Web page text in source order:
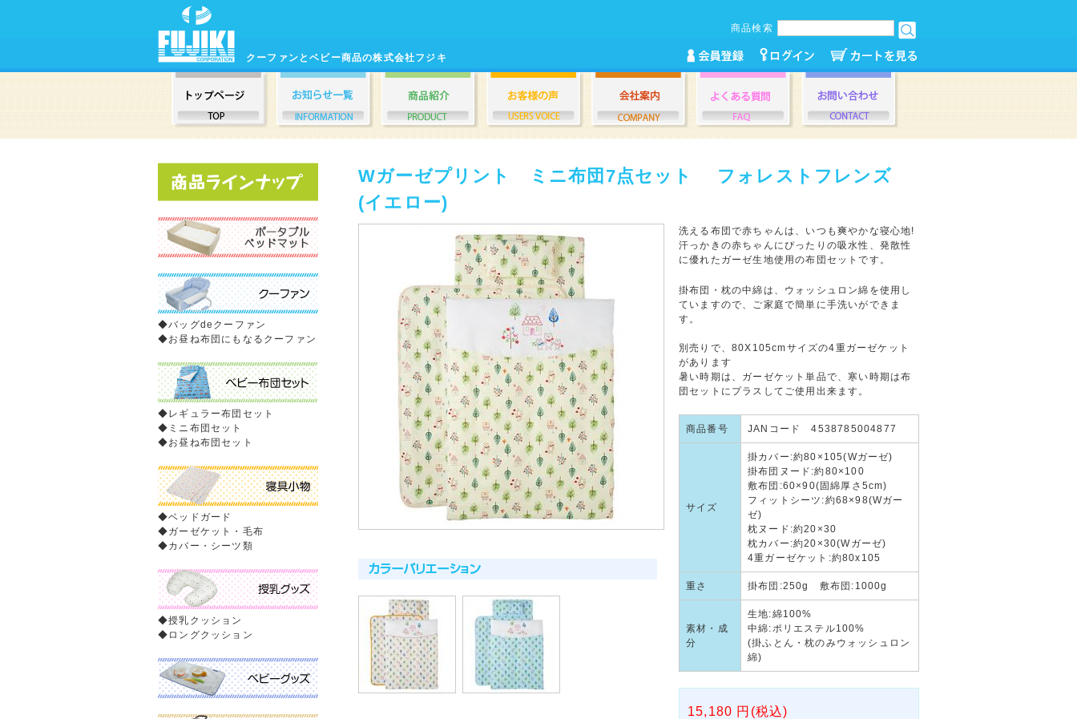
クーファンとベビー商品の株式会社フジキ
商品検索
◆バッグdeクーファン
◆お昼ね布団にもなるクーファン
◆レギュラー布団セット
◆ ミニ布団セット
◆お昼ね布団セット
◆ベッドガード
◆ガーゼケット・毛布
◆カバー・シーツ類
◆授乳クッション
◆ ロングクッション
Wガーゼプリント ミニ布団7点セット フォレストフレンズ
(イエロー)
洗える布団で赤ちゃんは、いつも爽やかな寝心地!
汗っかきの赤ちゃんにぴったりの吸水性、発散性
に優れたガーゼ生地使用の布団セットです。
掛布団・枕の中綿は、ウォッシュロン綿を使用し
ていますので、ご家庭で簡単に手洗いができま
す。
別売りで、80X105cmサイズの4重ガーゼケット
があります
暑い時期は、ガーゼケット単品で、寒い時期は布
団セットにプラスしてご使用出来ます。
商品番号 JANコード 4538785004877
サイズ
掛カバー:約80×105(Wガーゼ)
掛布団ヌード:約80×100
敷布団:60×90(固綿厚さ5cm)
フィットシーツ:約68×98(Wガー
ゼ)
枕ヌード:約20×30
枕カバー:約20×30(Wガーゼ)
4重ガーゼケット:約80x105
重さ 掛布団:250g 敷布団:1000g
素材・成
分
生地:綿100%
中綿:ポリエステル100%
(掛ふとん・枕のみウォッシュロン
綿)
15,180 円(税込)